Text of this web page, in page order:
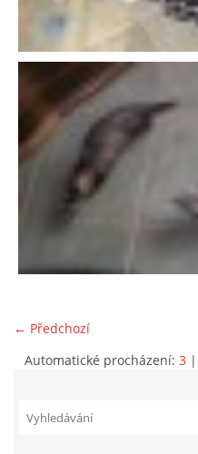
CESTOVÁNÍ S FRETKOU
JEDNA ČÍ VÍCE FRETEK?
KASTRACE
STRAVA
HISTORIE 2022
O NÁS :-)
← Předchozí
Automatické procházení: 3 |